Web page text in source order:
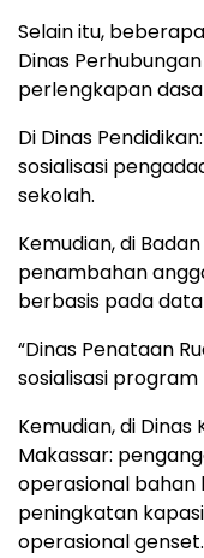
Selain itu,
Dinas
perlengkapan
Di Dinas
sosialisasi
sekolah.
Kemudian, di
penambahan
berbasis pada
“Dinas Penataan
sosialisasi
Kemudian, di Dinas
Makassar:
operasional bahan
peningkatan
operasional genset.